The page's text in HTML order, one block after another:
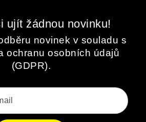
ujít žádnou novinku!
novinek v souladu s
ochranu osobních údajů
(GDPR).